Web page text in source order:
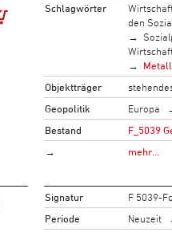
Schlagwörter
den
Objektträger
Geopolitik
Europa
Bestand
F_5039
→
mehr…
Signatur
F 5039-
Periode
Neuzeit